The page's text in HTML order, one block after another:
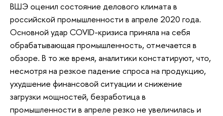
ВШЭ оценил состояние делового климата в
российской промышленности в апреле 2020 года.
Основной удар COVID-кризиса приняла на себя
обрабатывающая промышленность, отмечается в
обзоре. В то же время, аналитики констатируют, что,
несмотря на резкое падение спроса на продукцию,
ухудшение финансовой ситуации и снижение
загрузки мощностей, безработица в
промышленности в апреле резко не увеличилась и